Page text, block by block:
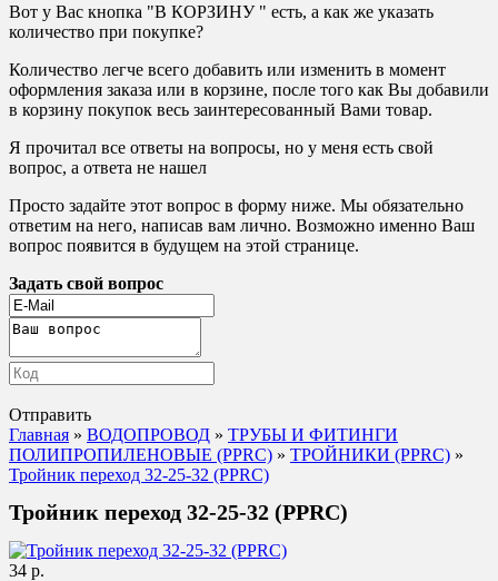
Вот у Вас кнопка "В КОРЗИНУ " есть, а как же указать
количество при покупке?
Количество легче всего добавить или изменить в момент
оформления заказа или в корзине, после того как Вы добавили
в корзину покупок весь заинтересованный Вами товар.
Я прочитал все ответы на вопросы, но у меня есть свой
вопрос, а ответа не нашел
Просто задайте этот вопрос в форму ниже. Мы обязательно
ответим на него, написав вам лично. Возможно именно Ваш
вопрос появится в будущем на этой странице.
Задать свой вопрос
Отправить
Главная » ВОДОПРОВОД » ТРУБЫ И ФИТИНГИ
ПОЛИПРОПИЛЕНОВЫЕ (PPRC) » ТРОЙНИКИ (PPRC) »
Тройник переход 32-25-32 (PPRC)
Тройник переход 32-25-32 (PPRC)
34 р.